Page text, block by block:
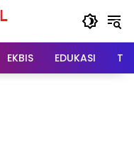
EKBIS EDUKASI